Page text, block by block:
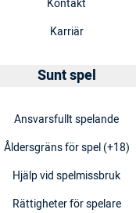
Kontakt
Karriär
Sunt spel
Ansvarsfullt spelande
Åldersgräns för spel (+18)
Hjälp vid spelmissbruk
Rättigheter för spelare